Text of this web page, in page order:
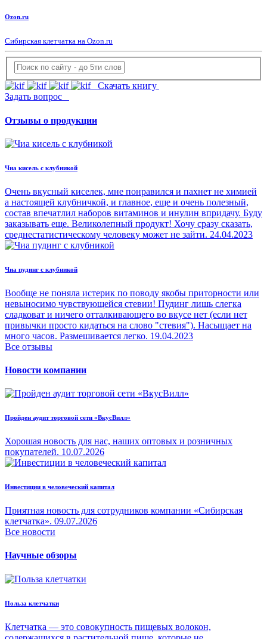
Ozon.ru
Сибирская клетчатка на Ozon.ru
Скачать книгу
Задать вопрос
Отзывы о продукции
Чиа кисель с клубникой
Очень вкусный киселек, мне понравился и пахнет не химией
а настоящей клубничкой, и главное, еще и очень полезный,
состав впечатлил наборов витаминов и инулин впридачу. Буду
заказывать еще. Великолепный продукт! Хочу сразу сказать,
среднестатистическому человеку может не зайти. 24.04.2023
Чиа пудинг с клубникой
Вообще не поняла истерик по поводу якобы приторности или
невыносимо чувствующейся стевии! Пудинг лишь слегка
сладковат и ничего отталкивающего во вкусе нет (если нет
привычки просто кидаться на слово "стевия"). Насыщает на
много часов. Размешивается легко. 19.04.2023
Все отзывы
Новости компании
Пройден аудит торговой сети «ВкусВилл»
Хорошая новость для нас, наших оптовых и розничных
покупателей. 10.07.2026
Инвестиции в человеческий капитал
Приятная новость для сотрудников компании «Сибирская
клетчатка». 09.07.2026
Все новости
Научные обзоры
Польза клетчатки
Клетчатка — это совокупность пищевых волокон,